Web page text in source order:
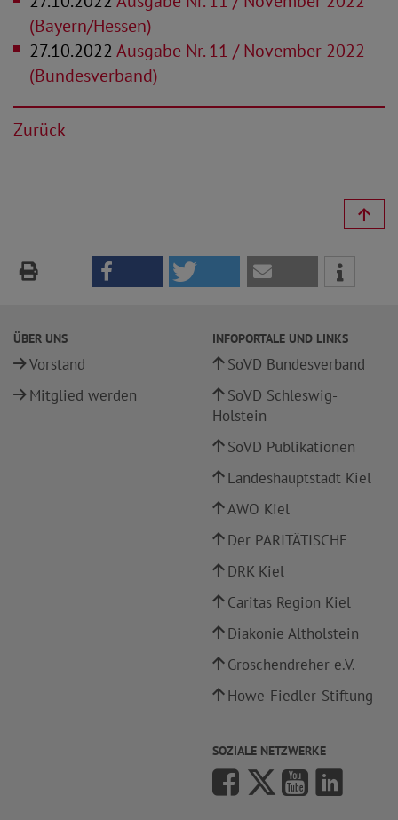
(Bayern/Hessen)
27.10.2022Ausgabe Nr. 11 / November 2022
(Bundesverband)
Zurück
ÜBER UNS
Vorstand
Mitglied werden
INFOPORTALE UND LINKS
SoVD Bundesverband
SoVD Schleswig-
Holstein
SoVD Publikationen
Landeshauptstadt Kiel
AWO Kiel
Der PARITÄTISCHE
DRK Kiel
Caritas Region Kiel
Diakonie Altholstein
Groschendreher e.V.
Howe-Fiedler-Stiftung
SOZIALE NETZWERKE